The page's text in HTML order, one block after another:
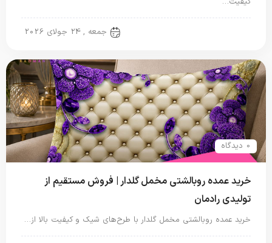
جمعه , 24 جولای 2026
0 دیدگاه
خرید عمده روبالشتی مخمل گلدار | فروش مستقیم از
تولیدی رادمان
خرید عمده روبالشتی مخمل گلدار با طرح‌های شیک و کیفیت بالا از…